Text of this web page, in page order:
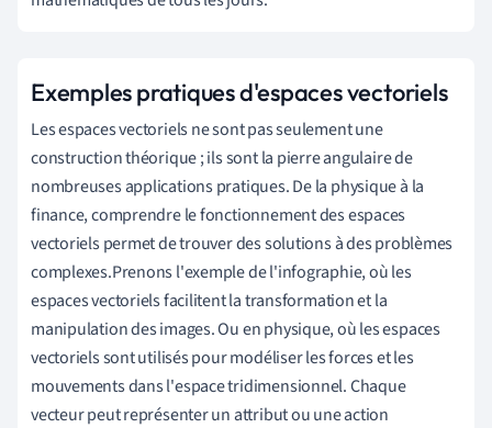
Exemples pratiques d'espaces vectoriels
Les espaces vectoriels ne sont pas seulement une
construction théorique ; ils sont la pierre angulaire de
nombreuses applications pratiques. De la physique à la
finance, comprendre le fonctionnement des espaces
vectoriels permet de trouver des solutions à des problèmes
complexes.Prenons l'exemple de l'infographie, où les
espaces vectoriels facilitent la transformation et la
manipulation des images. Ou en physique, où les espaces
vectoriels sont utilisés pour modéliser les forces et les
mouvements dans l'espace tridimensionnel. Chaque
vecteur peut représenter un attribut ou une action